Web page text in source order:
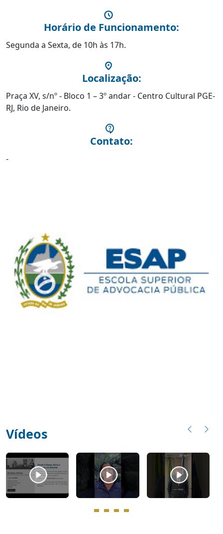
Horário de Funcionamento:
Segunda a Sexta, de 10h às 17h.
Localização:
Praça XV, s/nº - Bloco 1 – 3º andar - Centro Cultural PGE-
RJ, Rio de Janeiro.
Contato:
-
Vídeos